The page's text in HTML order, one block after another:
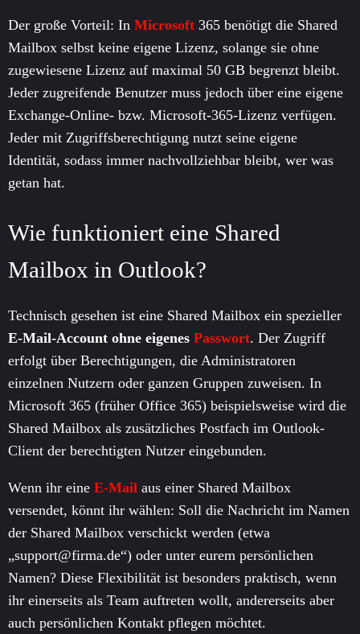
Der große Vorteil: In Microsoft 365 benötigt die Shared
Mailbox selbst keine eigene Lizenz, solange sie ohne
zugewiesene Lizenz auf maximal 50 GB begrenzt bleibt.
Jeder zugreifende Benutzer muss jedoch über eine eigene
Exchange-Online- bzw. Microsoft-365-Lizenz verfügen.
Jeder mit Zugriffsberechtigung nutzt seine eigene
Identität, sodass immer nachvollziehbar bleibt, wer was
getan hat.
Wie funktioniert eine Shared
Mailbox in Outlook?
Technisch gesehen ist eine Shared Mailbox ein spezieller
E-Mail-Account ohne eigenes Passwort. Der Zugriff
erfolgt über Berechtigungen, die Administratoren
einzelnen Nutzern oder ganzen Gruppen zuweisen. In
Microsoft 365 (früher Office 365) beispielsweise wird die
Shared Mailbox als zusätzliches Postfach im Outlook-
Client der berechtigten Nutzer eingebunden.
Wenn ihr eine E-Mail aus einer Shared Mailbox
versendet, könnt ihr wählen: Soll die Nachricht im Namen
der Shared Mailbox verschickt werden (etwa
„support@firma.de“) oder unter eurem persönlichen
Namen? Diese Flexibilität ist besonders praktisch, wenn
ihr einerseits als Team auftreten wollt, andererseits aber
auch persönlichen Kontakt pflegen möchtet.